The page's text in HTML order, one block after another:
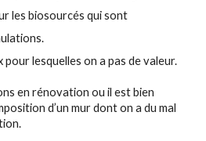
les biosourcés qui sont
pour lesquelles on a pas de valeur.
en rénovation ou il est bien
d’un mur dont on a du mal